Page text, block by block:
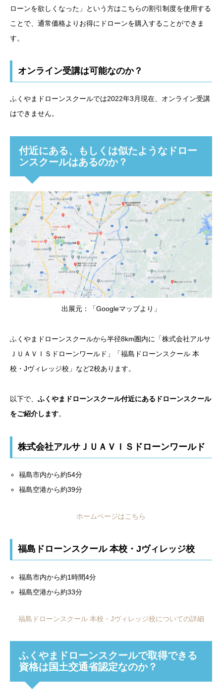
ローンを欲しくなった」という方はこちらの割引制度を使用する
ことで、通常価格よりお得にドローンを購入することができま
す。
オンライン受講は可能なのか？
ふくやまドローンスクールでは2022年3月現在、オンライン受講
はできません。
付近にある、もしくは似たようなドロー
ンスクールはあるのか？
出展元：「Googleマップより」
ふくやまドローンスクールから半径8km圏内に「株式会社アルサ
ＪＵＡＶＩＳドローンワールド」「福島ドローンスクール 本
校・Jヴィレッジ校」など2校あります。
以下で、 ふくやま ドローンスクール付近にあるドローンスクール
をご紹介します。
株式会社アルサＪＵＡＶＩＳドローンワールド
福島市内から約54分
福島空港から約39分
ホームページはこちら
福島ドローンスクール 本校・Jヴィレッジ校
福島市内から約1時間4分
福島空港から約33分
福島ドローンスクール 本校・Jヴィレッジ校についての詳細
ふくやまドローンスクールで取得できる
資格は国土交通省認定なのか？